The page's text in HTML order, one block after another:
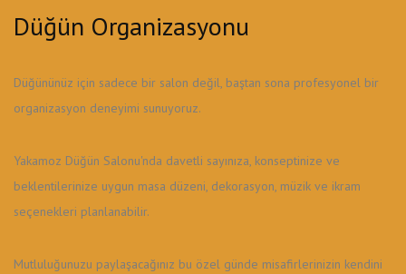
Düğün Organizasyonu
Düğününüz için sadece bir salon değil, baştan sona profesyonel bir
organizasyon deneyimi sunuyoruz.
Yakamoz Düğün Salonu'nda davetli sayınıza, konseptinize ve
beklentilerinize uygun masa düzeni, dekorasyon, müzik ve ikram
seçenekleri planlanabilir.
Mutluluğunuzu paylaşacağınız bu özel günde misafirlerinizin kendini